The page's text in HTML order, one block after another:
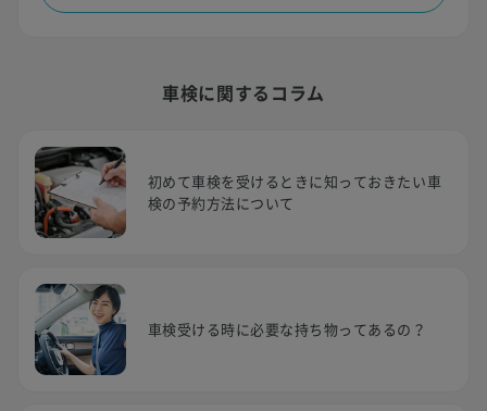
車検に関するコラム
初めて車検を受けるときに知っておきたい車
検の予約方法について
車検受ける時に必要な持ち物ってあるの？